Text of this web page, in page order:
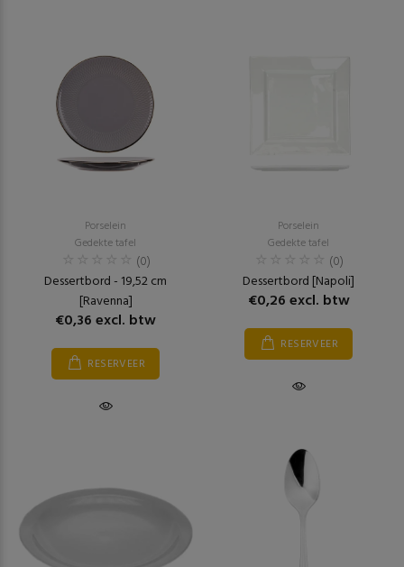
Porselein
Gedekte tafel
(0)
Dessertbord - 19,52 cm
[Ravenna]
€0,36 excl. btw
RESERVEER
Porselein
Gedekte tafel
(0)
Dessertbord [Napoli]
€0,26 excl. btw
RESERVEER